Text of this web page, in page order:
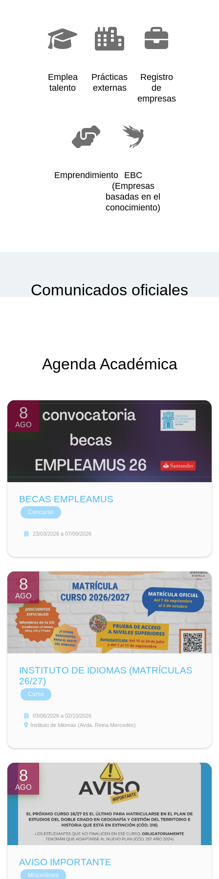
Emplea
talento
Prácticas
externas
Registro
de
empresas
Emprendimiento
EBC
(Empresas
basadas en el
conocimiento)
Comunicados oficiales
Agenda Académica
8
AGO
BECAS EMPLEAMUS
Concurso
23/03/2026 a 07/09/2026
8
AGO
INSTITUTO DE IDIOMAS (MATRÍCULAS
26/27)
Curso
03/06/2026 a 02/10/2026
Instituto de Idiomas (Avda. Reina Mercedes)
8
AGO
AVISO IMPORTANTE
Miscelánea